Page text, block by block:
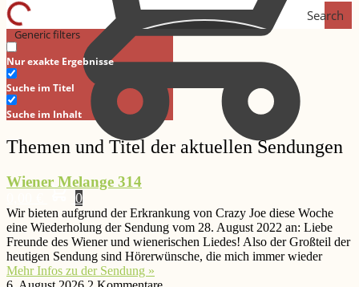
0
Search
Generic filters
Nur exakte Ergebnisse
Suche im Titel
Suche im Inhalt
Themen und Titel der aktuellen Sendungen
Wiener Melange 314
Wir bieten aufgrund der Erkrankung von Crazy Joe diese Woche
eine Wiederholung der Sendung vom 28. August 2022 an: Liebe
Freunde des Wiener und wienerischen Liedes! Also der Großteil der
heutigen Sendung sind Hörerwünsche, die mich immer wieder
Mehr Infos zu der Sendung »